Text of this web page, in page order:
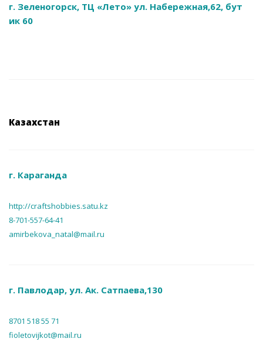
г. Зеленогорск, ТЦ «Лето» ул. Набережная,62, бут
ик 60
Казахстан
г. Караганда
http://craftshobbies.satu.kz
8-701-557-64-41
amirbekova_natal@mail.ru
г. Павлодар, ул. Ак. Сатпаева,130
8701 518 55 71
fioletovijkot@mail.ru